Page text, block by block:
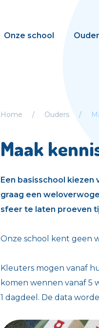
Onze school
Home Ouders
Maak
Een basisschool kiezen
graag een
sfeer te laten proeven
Onze school kent geen
Kleuters mogen vanaf
komen wennen vanaf 5
1 dagdeel. De data